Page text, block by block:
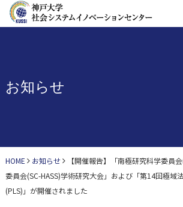
お知らせ
HOME お知らせ
【開催報告】「南極研究科学委員
委員会(SC-HASS)学術研究大会」および「第14回極域
(PLS)」が開催されました